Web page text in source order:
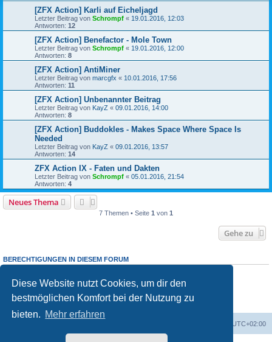
Diese Website nutzt Cookies, um dir den
bestmöglichen Komfort bei der Nutzung zu
bieten. Mehr erfahren
[ZFX Action] Karli auf Eicheljagd
Letzter Beitrag von Schrompf « 19.01.2016, 12:03
Antworten: 12
[ZFX Action] Benefactor - Mole Town
Letzter Beitrag von Schrompf « 19.01.2016, 12:00
Antworten: 8
[ZFX Action] AntiMiner
Letzter Beitrag von marcgfx « 10.01.2016, 17:56
Antworten: 11
[ZFX Action] Unbenannter Beitrag
Letzter Beitrag von KayZ « 09.01.2016, 14:00
Antworten: 8
[ZFX Action] Buddokles - Makes Space Where Space Is
Needed
Letzter Beitrag von KayZ « 09.01.2016, 13:57
Antworten: 14
ZFX Action IX - Faten und Dakten
Letzter Beitrag von Schrompf « 05.01.2016, 21:54
Antworten: 4
Neues Thema
7 Themen • Seite 1 von 1
Gehe zu
BERECHTIGUNGEN IN DIESEM FORUM
Du darfst
keine Antworten zu Themen in diesem Forum erstellen.
Du darfst deine Beiträge in diesem Forumnichtändern.
Du darfst deine Beiträge in diesem Forum nicht löschen.
keine
UTC+02:00